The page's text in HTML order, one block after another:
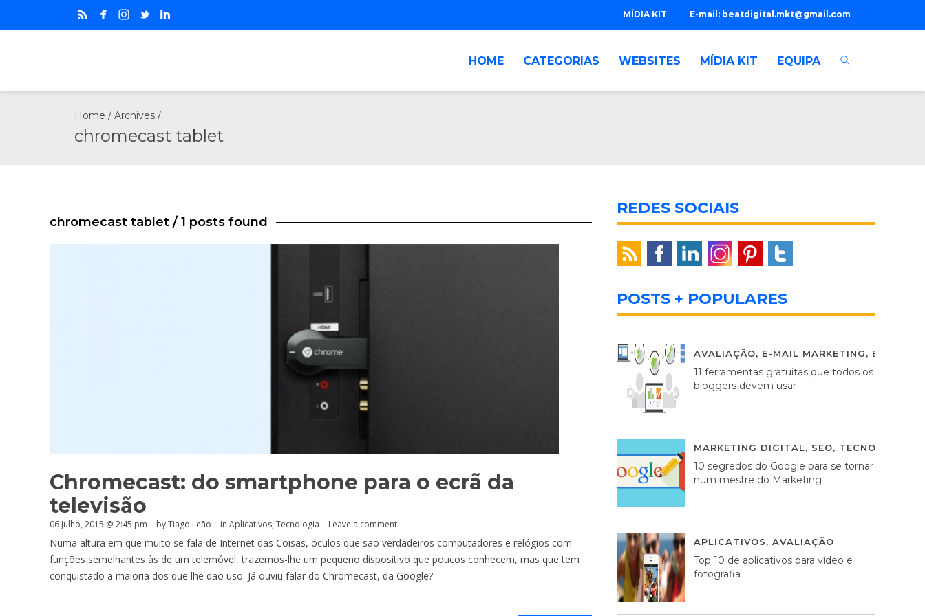
E-mail: beatdigital.mkt@gmail.com
MÍDIA KIT
HOME CATEGORIAS WEBSITES MÍDIA KIT EQUIPA
Home / Archives /
chromecast tablet
chromecast tablet / 1 posts found
Chromecast: do smartphone para o ecrã da
televisão
06 Julho, 2015 @ 2:45 pm by Tiago Leão in Aplicativos, Tecnologia Leave a comment
Numa altura em que muito se fala de Internet das Coisas, óculos que são verdadeiros computadores e relógios com
funções semelhantes às de um telemóvel, trazemos-lhe um pequeno dispositivo que poucos conhecem, mas que tem
conquistado a maioria dos que lhe dão uso. Já ouviu falar do Chromecast, da Google?
REDES SOCIAIS
POSTS + POPULARES
AVALIAÇÃO, E-MAIL MARKETING,
11 ferramentas gratuitas que todos os
bloggers devem usar
MARKETING DIGITAL, SEO, TECNOLOGIA
10 segredos do Google para se tornar
num mestre do Marketing
APLICATIVOS, AVALIAÇÃO
Top 10 de aplicativos para vídeo e
fotografia